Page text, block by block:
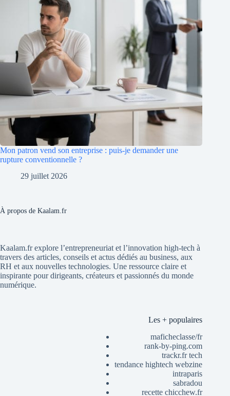
Mon patron vend son entreprise : puis-je demander une
rupture conventionnelle ?
29 juillet 2026
À propos de Kaalam.fr
Kaalam.fr explore l’entrepreneuriat et l’innovation high-tech à
travers des articles, conseils et actus dédiés au business, aux
RH et aux nouvelles technologies. Une ressource claire et
inspirante pour dirigeants, créateurs et passionnés du monde
numérique.
Les + populaires
maficheclasse/fr
rank-by-ping.com
trackr.fr tech
tendance hightech webzine
intraparis
sabradou
recette chicchew.fr